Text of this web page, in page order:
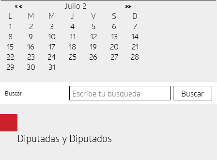
« « Julio 2 »»
L M M J V S
D
1
2 3 4 5 6
7
8
9 10 11 12 13
14
15
16 17 18 19 20
21
22
23 24 25 26 27
28
29
30 31
Buscar
Diputadas y Diputados